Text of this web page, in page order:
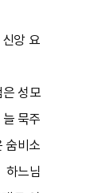
앙 요
은 성모
묵주
숨비소
하느님